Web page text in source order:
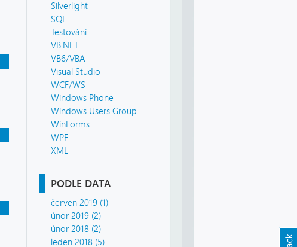
Silverlight
SQL
Testování
VB.NET
VB6/VBA
Visual Studio
WCF/WS
Windows Phone
Windows Users Group
WinForms
WPF
XML
PODLE DATA
červen 2019 (1)
únor 2019 (2)
únor 2018 (2)
leden 2018 (5)